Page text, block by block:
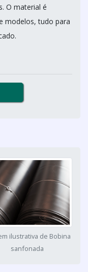
O material é
modelos, tudo para
ilustrativa de Bobina
sanfonada